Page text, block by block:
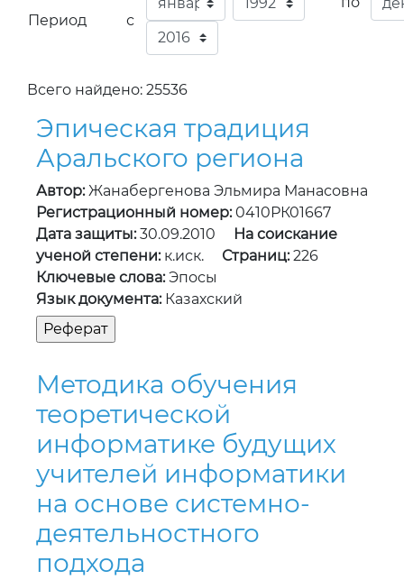
Период с
Всего найдено: 25536
Эпическая традиция
Аральского региона
Автор:Жанабергенова Эльмира Манасовна
Регистрационный номер:0410РК01667
Дата защиты:30.09.2010
На соискание
ученой степени:к.иск. Страниц:226
Ключевые слова:Эпосы
Язык документа:Казахский
Методика обучения
теоретической
информатике будущих
учителей информатики
на основе системно-
деятельностного
подхода